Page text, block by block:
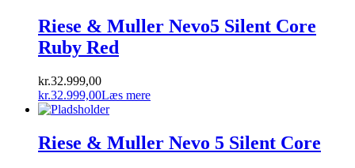
Riese & Muller Nevo5 Silent Core
Ruby Red
kr.32.999,00
kr.32.999,00Læs mere
Riese & Muller Nevo 5 Silent Core